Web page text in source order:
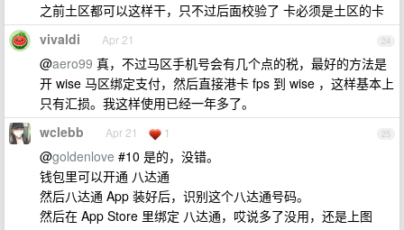
之前土区都可以这样干，只不过后面校验了 卡必须是土区的卡
24
vivaldi Apr 21
@aero99 真，不过马区手机号会有几个点的税，最好的方法是
开 wise 马区绑定支付，然后直接港卡 fps 到 wise ，这样基本上
只有汇损。我这样使用已经一年多了。
25
wclebb Apr 21 1
@goldenlove #10 是的，没错。
钱包里可以开通 八达通
然后八达通 App 装好后，识别这个八达通号码。
然后在 App Store 里绑定 八达通，哎说多了没用，还是上图